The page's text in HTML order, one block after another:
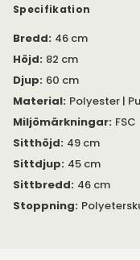
sandstruktur. Snurr-,
Specifikation
Bredd: 46 cm
Höjd: 82 cm
Djup: 60 cm
Material: Polyester |
Miljömärkningar: FSC
Sitthöjd: 49 cm
Sittdjup: 45 cm
Sittbredd: 46 cm
Stoppning: